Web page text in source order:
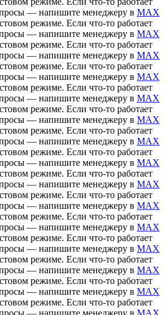
— напишите менеджеру в MAX
режиме. Если что-то работает
— напишите менеджеру в MAX
режиме. Если что-то работает
— напишите менеджеру в MAX
режиме. Если что-то работает
— напишите менеджеру в MAX
режиме. Если что-то работает
— напишите менеджеру в MAX
режиме. Если что-то работает
— напишите менеджеру в MAX
режиме. Если что-то работает
— напишите менеджеру в MAX
режиме. Если что-то работает
— напишите менеджеру в MAX
режиме. Если что-то работает
— напишите менеджеру в MAX
режиме. Если что-то работает
— напишите менеджеру в MAX
режиме. Если что-то работает
— напишите менеджеру в MAX
режиме. Если что-то работает
— напишите менеджеру в MAX
режиме. Если что-то работает
— напишите менеджеру в MAX
режиме. Если что-то работает
— напишите менеджеру в MAX
режиме. Если что-то работает
— напишите менеджеру в MAX